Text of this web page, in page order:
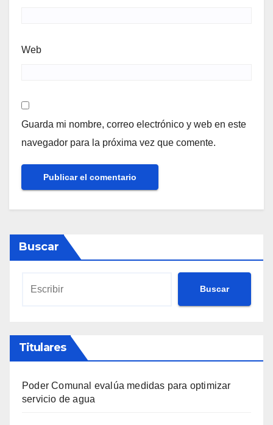
Web
Guarda mi nombre, correo electrónico y web en este
navegador para la próxima vez que comente.
Buscar
Buscar
Titulares
Poder Comunal evalúa medidas para optimizar
servicio de agua